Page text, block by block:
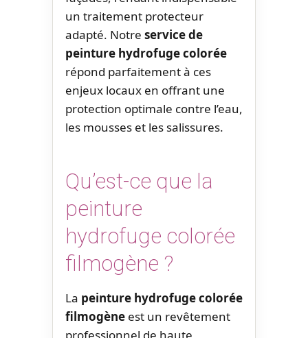
un traitement protecteur
adapté. Notre service de
peinture hydrofuge colorée
répond parfaitement à ces
enjeux locaux en offrant une
protection optimale contre l’eau,
les mousses et les salissures.
Qu’est-ce que la
peinture
hydrofuge colorée
filmogène ?
La peinture hydrofuge colorée
filmogène est un revêtement
professionnel de haute